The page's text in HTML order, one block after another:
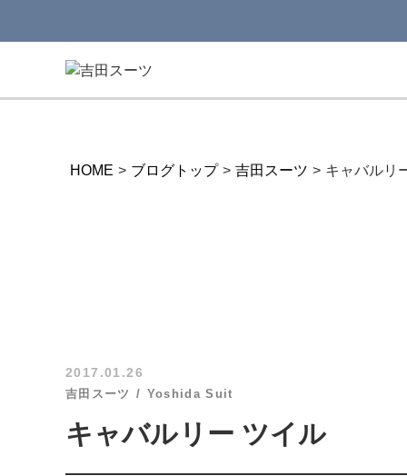
HOME > ブログトップ > 吉田スーツ > キャバルリ
2017.01.26
吉田スーツ Yoshida Suit
キャバルリー ツイル